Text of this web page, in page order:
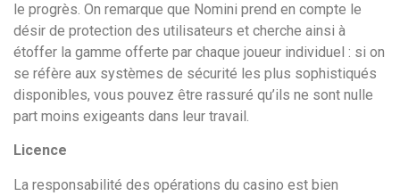
le progrès. On remarque que Nomini prend en compte le
désir de protection des utilisateurs et cherche ainsi à
étoffer la gamme offerte par chaque joueur individuel : si on
se réfère aux systèmes de sécurité les plus sophistiqués
disponibles, vous pouvez être rassuré qu’ils ne sont nulle
part moins exigeants dans leur travail.
Licence
La responsabilité des opérations du casino est bien